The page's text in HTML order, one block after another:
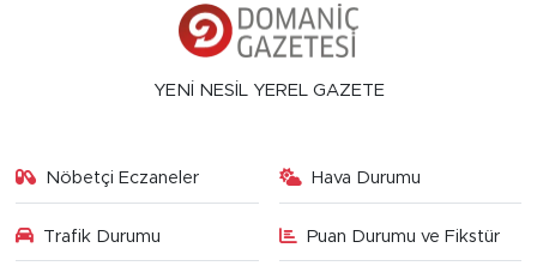
YENİ NESİL YEREL GAZETE
Nöbetçi Eczaneler Hava Durumu
Trafik Durumu Puan Durumu ve Fikstür